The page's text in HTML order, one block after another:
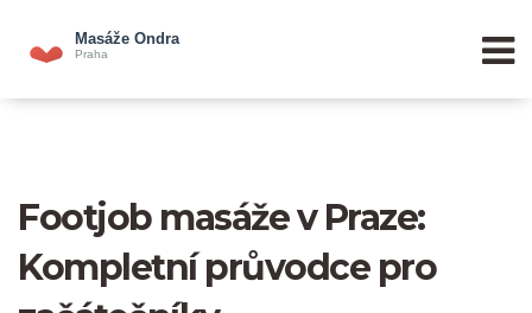
Footjob masáže v Praze:
Kompletní průvodce pro